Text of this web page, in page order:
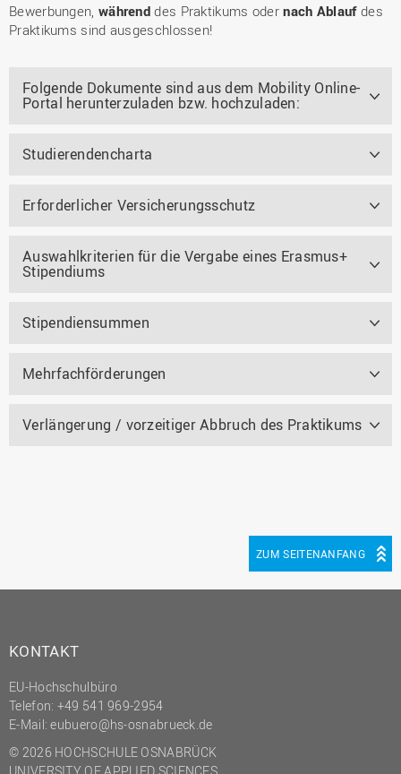
Bewerbungen, währenddes Praktikums odernach Ablaufdes
Praktikums sind ausgeschlossen!
Folgende Dokumente sind aus dem Mobility Online-
Portal herunterzuladen bzw. hochzuladen:
Studierendencharta
Erforderlicher Versicherungsschutz
Auswahlkriterien für die Vergabe eines Erasmus+
Stipendiums
Stipendiensummen
Mehrfachförderungen
Verlängerung / vorzeitiger Abbruch des Praktikums
ZUM SEITENANFANG
KONTAKT
EU-Hochschulbüro
Telefon: +49 541 969-2954
E-Mail:eubuero@hs-osnabrueck.de
© 2026 HOCHSCHULE OSNABRÜCK
UNIVERSITY OF APPLIED SCIENCES